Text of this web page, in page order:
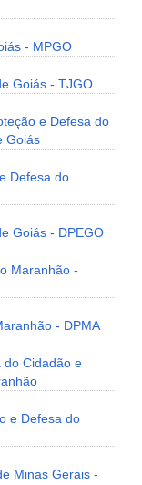
- MPGO
Goiás - TJGO
e Defesa do
Goiás
Defesa do
Goiás - DPEGO
Maranhão -
- DPMA
do Cidadão e
e Defesa do
Minas Gerais -